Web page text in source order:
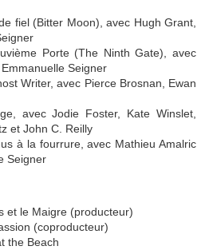
fiel (Bitter Moon), avec Hugh Grant,
Porte (The Ninth Gate), avec
Seigner
Writer, avec Pierce Brosnan, Ewan
avec Jodie Foster, Kate Winslet,
et John C. Reilly
à la fourrure, avec Mathieu Amalric
Seigner
et le Maigre (producteur)
(coproducteur)
the Beach